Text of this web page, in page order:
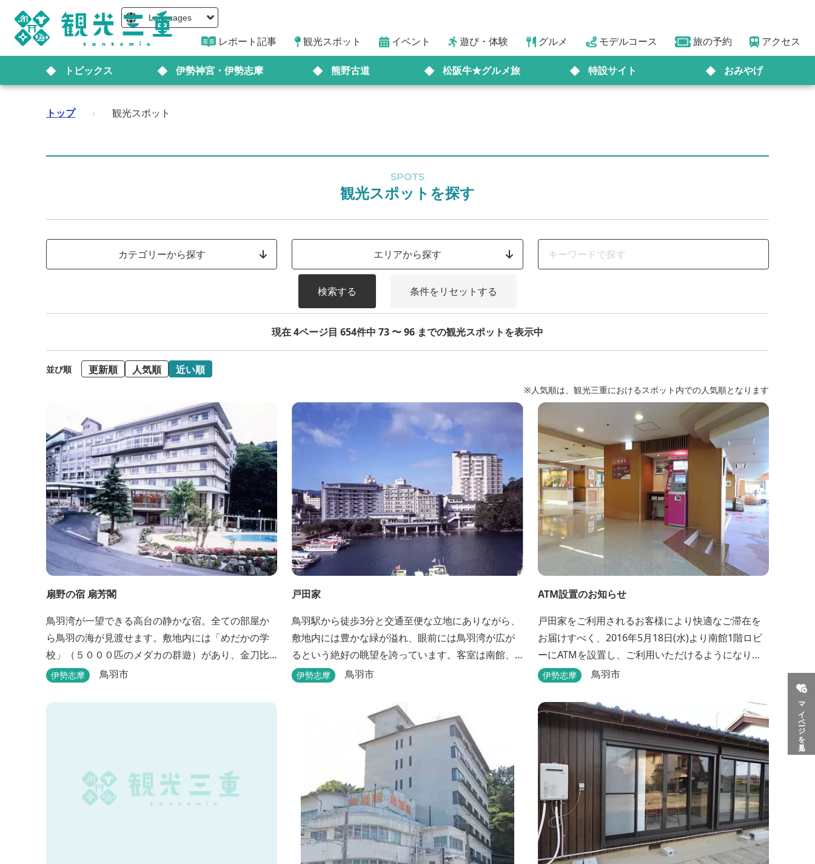
Languages
レポート記事 観光スポット イベント 遊び・体験 グルメ モデルコース 旅の予約 アクセス
トピックス 伊勢神宮・伊勢志摩 熊野古道 松阪牛★グルメ旅 特設サイト おみやげ
マイページを見る
トップ › 観光スポット
SPOTS
観光スポットを探す
カテゴリーから探す エリアから探す
検索する 条件をリセットする
現在 4ページ目 654件中 73 〜 96 までの観光スポットを表示中
並び順 更新順 人気順 近い順
※人気順は、観光三重におけるスポット内での人気順となります
扇野の宿 扇芳閣
鳥羽湾が一望できる高台の静かな宿。全ての部屋か
ら鳥羽の海が見渡せます。敷地内には「めだかの学
校」（５０００匹のメダカの群遊）があり、金刀比
羅宮への散策道には梅や桜など四季折々の花が咲き
会うことが出来ます。 扇野温泉”初蕾の湯”では、水
伊勢志摩 鳥羽市
戸田家
鳥羽駅から徒歩3分と交通至便な立地にありながら、
敷地内には豊かな緑が溢れ、眼前には鳥羽湾が広が
るという絶好の眺望を誇っています。客室は南館、
嬉春亭を会わせて169室あり、各部屋からの景観の美
せて13湯と足湯2湯の湯巡りは最高です。野趣溢れる
野天風呂、ゆったりとつくろげる大浴場、家族で楽
伊勢志摩 鳥羽市
ATM設置のお知らせ
戸田家をご利用されるお客様により快適なご滞在を
お届けすべく、2016年5月18日(水)より南館1階ロビ
ーにATMを設置し、ご利用いただけるようになりま
す。 〇場所：南館1階ロビー For better
dispenser will be available at Todaya Hotel’s 1...
伊勢志摩 鳥羽市